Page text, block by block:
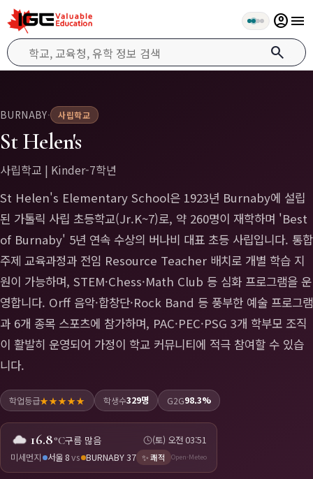
search
account_circlemenu
BURNABY· 사립학교
St Helen's
사립학교 | Kinder-7학년
St Helen's Elementary School은 1923년 Burnaby에 설립
된 가톨릭 사립 초등학교(Jr.K~7)로, 약 260명이 재학하며 'Best
of Burnaby' 5년 연속 수상의 버나비 대표 초등 사립입니다. 통합
주제 교육과정과 전임 Resource Teacher 배치로 개별 학습 지
원이 가능하며, STEM·Chess·Math Club 등 심화 프로그램을 운
영합니다. Orff 음악·합창단·Rock Band 등 풍부한 예술 프로그램
과 6개 종목 스포츠에 참가하며, PAC·PEC·PSG 3개 학부모 조직
이 활발히 운영되어 가정이 학교 커뮤니티에 적극 참여할 수 있습
니다.
학업등급★★★★★ 학생수329명 G2G98.3%
16.8°C구름 많음 (토) 오전 03:51
미세먼지
서울 8vs BURNABY 37 ✨쾌적 Open-Meteo